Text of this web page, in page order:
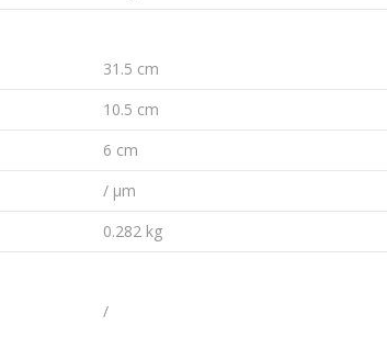
31.5 cm
10.5 cm
6 cm
/ µm
0.282 kg
/